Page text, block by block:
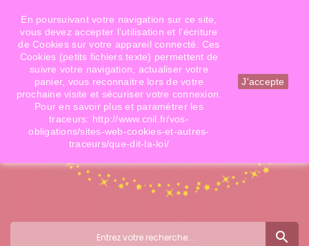
Téléphone: 06 09 14 02 79 Email: info@doigtsdefees.com
Mon compte
search
En poursuivant votre navigation sur ce site,
vous devez accepter l’utilisation et l'écriture
de Cookies sur votre appareil connecté. Ces
Cookies (petits fichiers texte) permettent de
suivre votre navigation, actualiser votre
panier, vous reconnaitre lors de votre
prochaine visite et sécuriser votre connexion.
Pour en savoir plus et paramétrer les
traceurs: http://www.cnil.fr/vos-
obligations/sites-web-cookies-et-autres-
traceurs/que-dit-la-loi/
J'accepte